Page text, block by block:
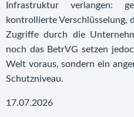
Infrastruktur verlangen:
kontrollierte Verschlüsselung,
Zugriffe durch die
noch das BetrVG setzen
Welt voraus, sondern ein
Schutzniveau.
17.07.2026